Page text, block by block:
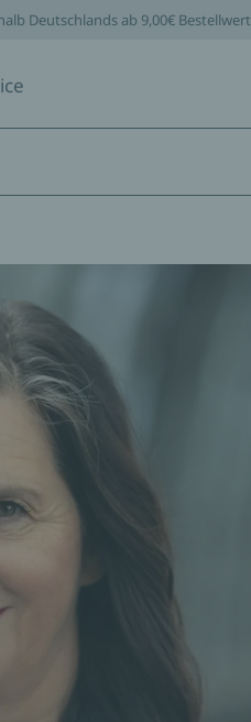
Deutschlands ab 9,00€ Bestellwert